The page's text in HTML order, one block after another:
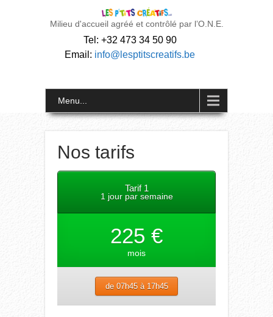
Milieu d'accueil agréé et contrôlé par l’O.N.E.
Tel: +32 473 34 50 90
Email: info@lesptitscreatifs.be
Menu...
Nos tarifs
Tarif 1
1 jour par semaine
225 €
mois
de 07h45 à 17h45